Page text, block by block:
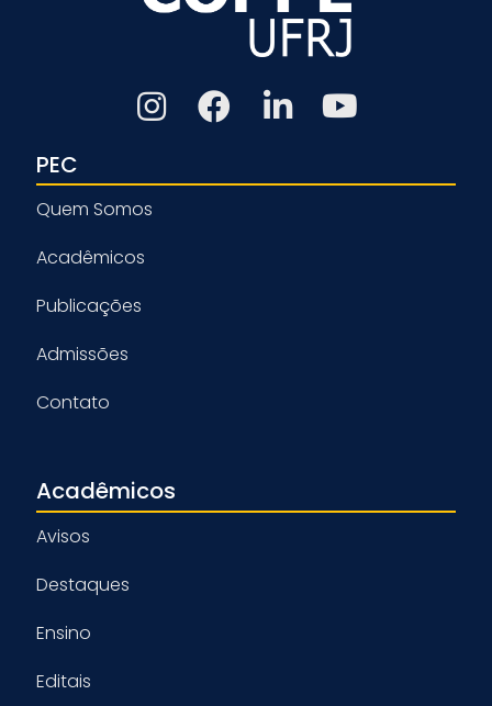
PEC
Quem Somos
Acadêmicos
Publicações
Admissões
Contato
Acadêmicos
Avisos
Destaques
Ensino
Editais